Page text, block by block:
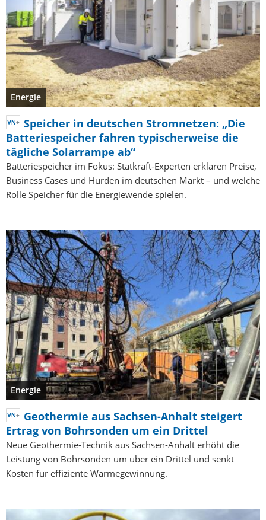
Energie
Speicher in deutschen Stromnetzen: „Die
Batteriespeicher fahren typischerweise die
tägliche Solarrampe ab“
Batteriespeicher im Fokus: Statkraft-Experten erklären Preise,
Business Cases und Hürden im deutschen Markt – und welche
Rolle Speicher für die Energiewende spielen.
Energie
Geothermie aus Sachsen-Anhalt steigert
Ertrag von Bohrsonden um ein Drittel
Neue Geothermie-Technik aus Sachsen-Anhalt erhöht die
Leistung von Bohrsonden um über ein Drittel und senkt
Kosten für effiziente Wärmegewinnung.